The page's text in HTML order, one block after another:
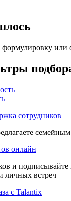
формулировку или
сотрудников
онлайн
и подписывайте
личных встреч
с Talantix